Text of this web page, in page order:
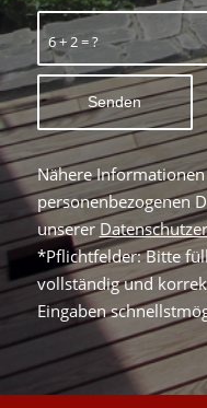
6 + 2 = ?
Nähere
personenbezogenen
unserer
*Pflichtfelder: Bitte
vollständig und
Eingaben